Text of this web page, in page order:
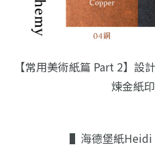
【常用美術紙篇 Part 2】設
煉金紙
▌海德堡紙Heidi